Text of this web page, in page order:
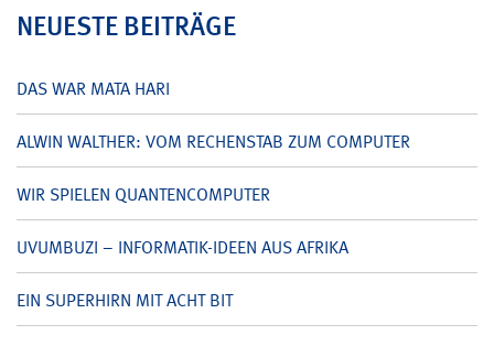
NEUESTE BEITRÄGE
DAS WAR MATA HARI
ALWIN WALTHER: VOM RECHENSTAB ZUM COMPUTER
WIR SPIELEN QUANTENCOMPUTER
UVUMBUZI – INFORMATIK-IDEEN AUS AFRIKA
EIN SUPERHIRN MIT ACHT BIT